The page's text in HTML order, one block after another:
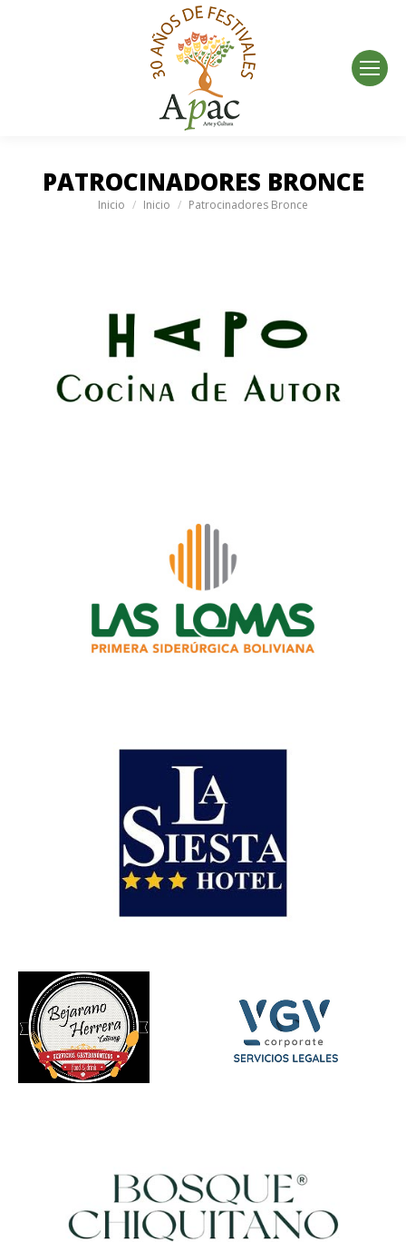
PATROCINADORES BRONCE
Estás aquí:
Inicio Inicio Patrocinadores Bronce